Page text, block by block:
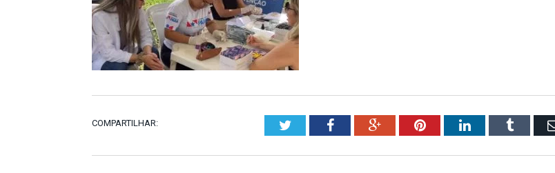
COMPARTILHAR: TwitterFacebookGoogle+PinterestLinkedInTumblr